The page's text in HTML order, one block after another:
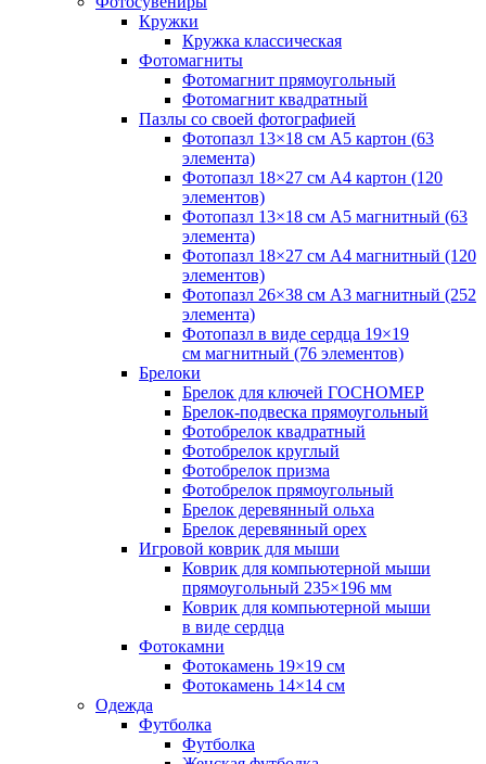
Кружки
Кружка классическая
Фотомагниты
Фотомагнит прямоугольный
Фотомагнит квадратный
Пазлы со своей фотографией
Фотопазл 13×18 см А5 картон (63
элемента)
Фотопазл 18×27 см А4 картон (120
элементов)
Фотопазл 13×18 см А5 магнитный (63
элемента)
Фотопазл 18×27 см А4 магнитный (120
элементов)
Фотопазл 26×38 см А3 магнитный (252
элемента)
Фотопазл в виде сердца 19×19
см магнитный (76 элементов)
Брелоки
Брелок для ключей ГОСНОМЕР
Брелок-подвеска прямоугольный
Фотобрелок квадратный
Фотобрелок круглый
Фотобрелок призма
Фотобрелок прямоугольный
Брелок деревянный ольха
Брелок деревянный орех
Игровой коврик для мыши
Коврик для компьютерной мыши
прямоугольный 235×196 мм
Коврик для компьютерной мыши
в виде сердца
Фотокамни
Фотокамень 19×19 см
Фотокамень 14×14 см
Одежда
Футболка
Футболка